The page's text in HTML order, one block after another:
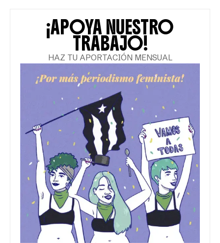
¡APOYA NUESTRO
TRABAJO!
HAZ TU APORTACIÓN MENSUAL